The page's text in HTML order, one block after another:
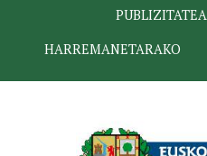
PUBLIZITATEA
HARREMANETARAKO